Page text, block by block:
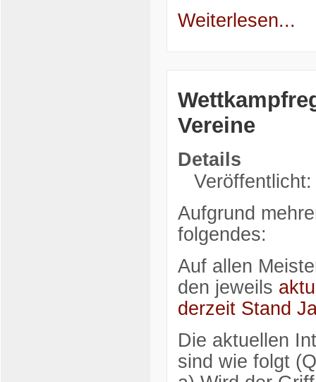
Weiterlesen...
Vereine
Details
Aufgrund
folgendes:
Auf allen
den jeweils
derzeit Stand
Die aktuellen
sind wie folgt